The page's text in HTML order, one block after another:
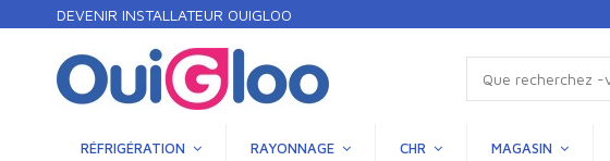
DEVENIR INSTALLATEUR OUIGLOO
RÉFRIGÉRATION RAYONNAGE CHR MAGASIN